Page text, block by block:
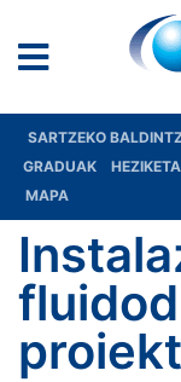
SARTZEKO
GRADUAK
MAPA